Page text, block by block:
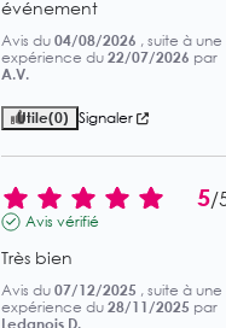
événement
Avis du 04/08/2026 , suite à une
expérience du 22/07/2026 par
A.V.
Utile(0) Signaler
5/
Avis vérifié
Très bien
Avis du 07/12/2025 , suite à une
expérience du 28/11/2025 par
Ledanois D.